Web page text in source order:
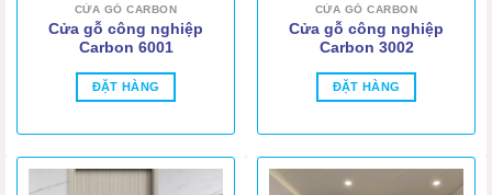
CỬA GỖ CARBON
Cửa gỗ công nghiệp
Carbon 6001
ĐẶT HÀNG
CỬA GỖ CARBON
Cửa gỗ công nghiệp
Carbon 3002
ĐẶT HÀNG